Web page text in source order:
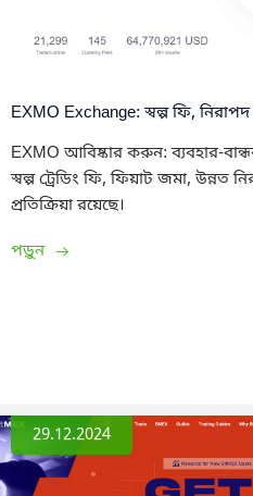
EXMO Exchange: স্বল্প ফি,
EXMO আবিষ্কার করুন: ব্যবহার-
স্বল্প ট্রেডিং ফি, ফিয়াট জমা, উন্নত
প্রতিক্রিয়া রয়েছে।
পড়ুন
29.12.2024